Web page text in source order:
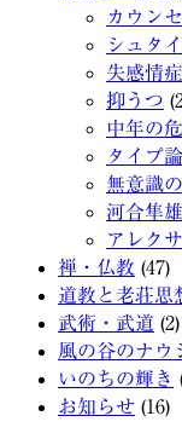
カウン
シュタ
失感情症
抑うつ
中年の
タイプ論
無意識
河合隼雄
アレク
禅・仏教 (47)
道教と老荘思
武術・武道 (2)
風の谷のナウ
いのちの輝き
お知らせ (16)